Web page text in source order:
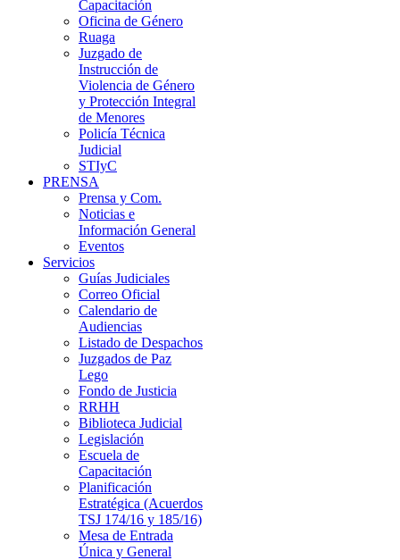
Capacitación
Oficina de Género
Ruaga
Juzgado de
Instrucción de
Violencia de Género
y Protección Integral
de Menores
Policía Técnica
Judicial
STIyC
PRENSA
Prensa y Com.
Noticias e
Información General
Eventos
Servicios
Guías Judiciales
Correo Oficial
Calendario de
Audiencias
Listado de Despachos
Juzgados de Paz
Lego
Fondo de Justicia
RRHH
Biblioteca Judicial
Legislación
Escuela de
Capacitación
Planificación
Estratégica (Acuerdos
TSJ 174/16 y 185/16)
Mesa de Entrada
Única y General